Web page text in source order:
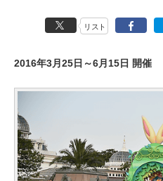
リスト
2016年3月25日～6月15日 開催